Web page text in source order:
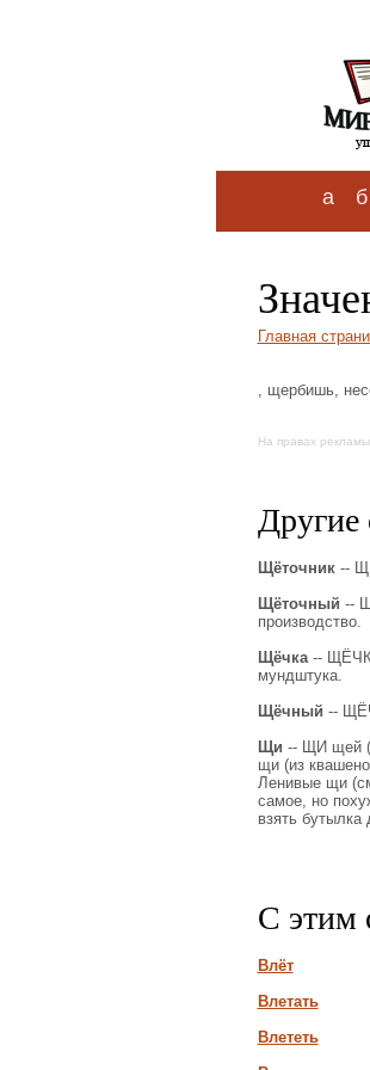
а б
Главная
, щербишь,
На правах
Другие
Щёточник--
Щёточный --
производство.
Щёчка--
мундштука.
Щёчный --
Щи -- ЩИ щей
щи (из
Ленивые щи
самое, но
взять
С этим
Влёт
Влетать
Влететь